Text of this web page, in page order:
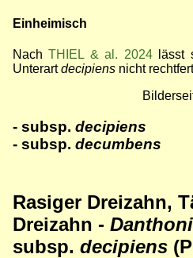
Einheimisch
NachTHIEL & al. 2024lässt
Unterartdecipiens nicht
- subsp. decipiens
- subsp. decumbens
Rasiger Dreizahn,
Dreizahn -
subsp. decipiens